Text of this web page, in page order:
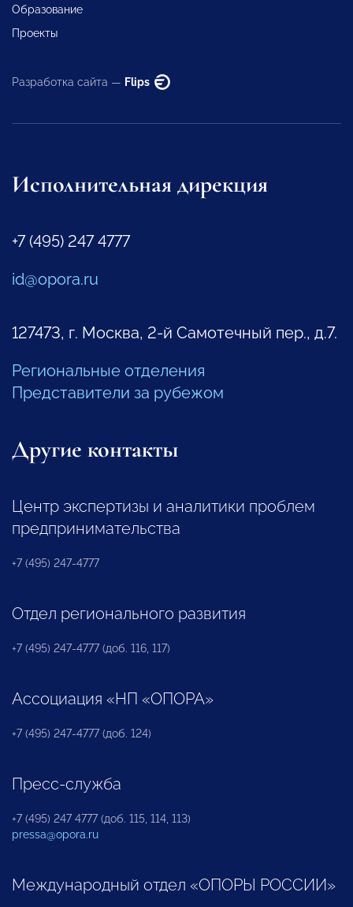
Образование
Проекты
Разработка сайта — Flips
Исполнительная дирекция
+7 (495) 247 4777
id@opora.ru
127473, г. Москва, 2-й Самотечный пер., д.7.
Региональные отделения
Представители за рубежом
Другие контакты
Центр экспертизы и аналитики проблем
предпринимательства
+7 (495) 247-4777
Отдел регионального развития
+7 (495) 247-4777 (доб. 116, 117)
Ассоциация «НП «ОПОРА»
+7 (495) 247-4777 (доб. 124)
Пресс-служба
+7 (495) 247 4777 (доб. 115, 114, 113)
pressa@opora.ru
Международный отдел «ОПОРЫ РОССИИ»